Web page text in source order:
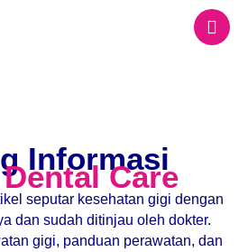
Informasi
Care
seputar kesehatan gigi dengan
dan sudah ditinjau oleh dokter.
gigi, panduan perawatan, dan